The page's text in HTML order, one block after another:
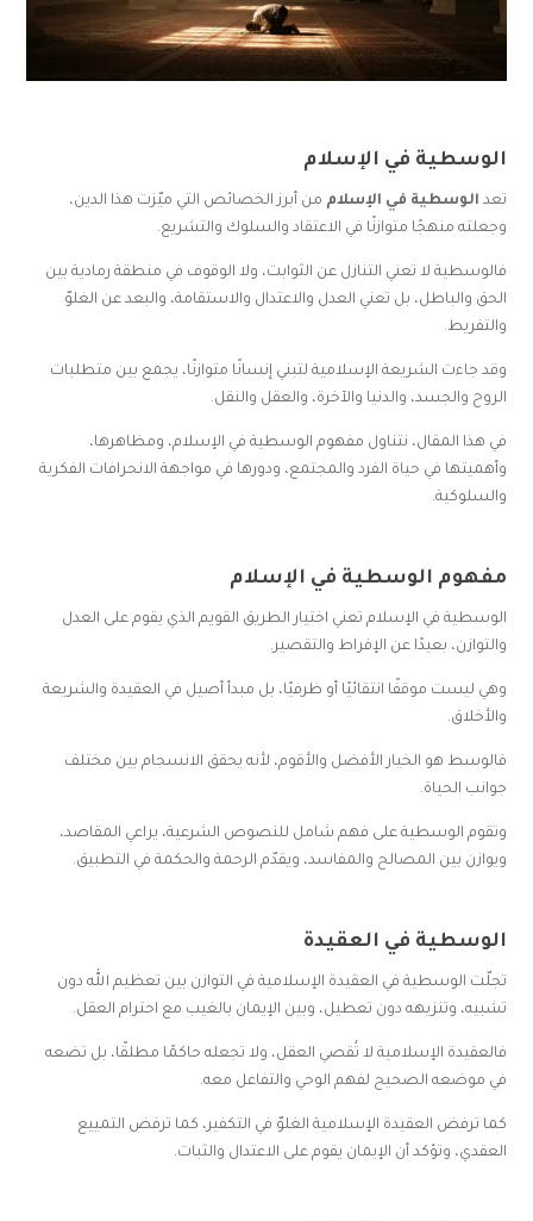
الوسطية في الإسلام
تعد الوسطية في الإسلام من أبرز الخصائص التي ميّزت هذا الدين،
وجعلته منهجًا متوازنًا في الاعتقاد والسلوك والتشريع.
فالوسطية لا تعني التنازل عن الثوابت، ولا الوقوف في منطقة رمادية بين
الحق والباطل، بل تعني العدل والاعتدال والاستقامة، والبعد عن الغلوّ
والتفريط.
وقد جاءت الشريعة الإسلامية لتبني إنسانًا متوازنًا، يجمع بين متطلبات
الروح والجسد، والدنيا والآخرة، والعقل والنقل.
في هذا المقال، نتناول مفهوم الوسطية في الإسلام، ومظاهرها،
وأهميتها في حياة الفرد والمجتمع، ودورها في مواجهة الانحرافات الفكرية
والسلوكية.
مفهوم الوسطية في الإسلام
الوسطية في الإسلام تعني اختيار الطريق القويم الذي يقوم على العدل
والتوازن، بعيدًا عن الإفراط والتقصير.
وهي ليست موقفًا انتقائيًا أو ظرفيًا، بل مبدأ أصيل في العقيدة والشريعة
والأخلاق.
فالوسط هو الخيار الأفضل والأقوم، لأنه يحقق الانسجام بين مختلف
جوانب الحياة.
وتقوم الوسطية على فهم شامل للنصوص الشرعية، يراعي المقاصد،
ويوازن بين المصالح والمفاسد، ويقدّم الرحمة والحكمة في التطبيق.
الوسطية في العقيدة
تجلّت الوسطية في العقيدة الإسلامية في التوازن بين تعظيم الله دون
تشبيه، وتنزيهه دون تعطيل، وبين الإيمان بالغيب مع احترام العقل.
فالعقيدة الإسلامية لا تُقصي العقل، ولا تجعله حاكمًا مطلقًا، بل تضعه
في موضعه الصحيح لفهم الوحي والتفاعل معه.
كما ترفض العقيدة الإسلامية الغلوّ في التكفير، كما ترفض التمييع
العقدي، وتؤكد أن الإيمان يقوم على الاعتدال والثبات.